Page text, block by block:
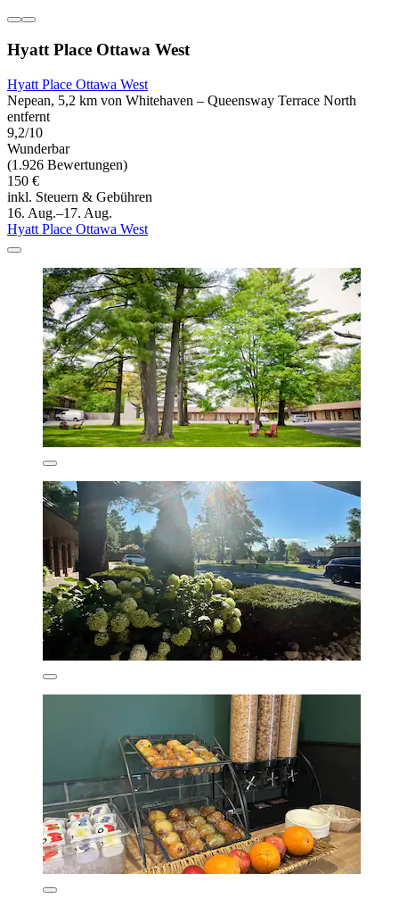
Hyatt Place Ottawa West
Hyatt Place Ottawa West
Nepean, 5,2 km von Whitehaven – Queensway Terrace North
entfernt
9,2/10
Wunderbar
(1.926 Bewertungen)
150 €
inkl. Steuern & Gebühren
16. Aug.–17. Aug.
Hyatt Place Ottawa West